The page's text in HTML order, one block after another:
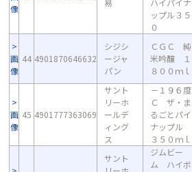
像
易
ハイパイナ
ップル３５
０
画
像
44 4901870646632
シジシ
ージャ
パン
ＣＧＣ 純
米吟醸 １
８００ｍｌ
画
像
45 4901777363069
サント
リーホ
ールデ
ィング
ス
－１９６度
Ｃ ザ・ま
るごとパイ
ナップル
３５０ｍｌ
サント
ジムビー
ム ハイボ